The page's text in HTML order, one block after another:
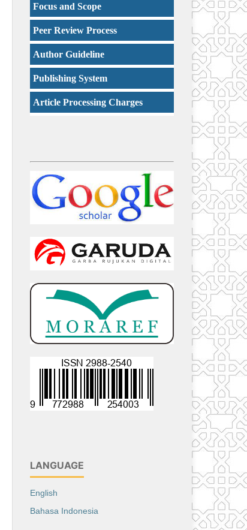
Focus and Scope
Peer Review Process
Author Guideline
Publishing System
Article Processing Charges
LANGUAGE
English
Bahasa Indonesia